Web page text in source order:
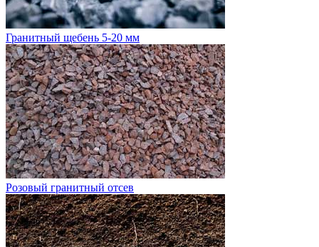
Гранитный щебень 5-20 мм
Розовый гранитный отсев